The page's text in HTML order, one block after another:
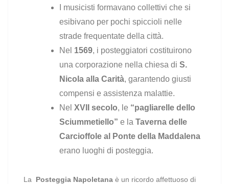
I musicisti formavano collettivi che si
esibivano per pochi spiccioli nelle
strade frequentate della città.
Nel 1569, i posteggiatori costituirono
una corporazione nella chiesa di S.
Nicola alla Carità, garantendo giusti
compensi e assistenza malattie.
Nel XVII secolo, le “pagliarelle dello
Sciummetiello” e la Taverna delle
Carcioffole al Ponte della Maddalena
erano luoghi di posteggia.
La Posteggia Napoletana è un ricordo affettuoso di